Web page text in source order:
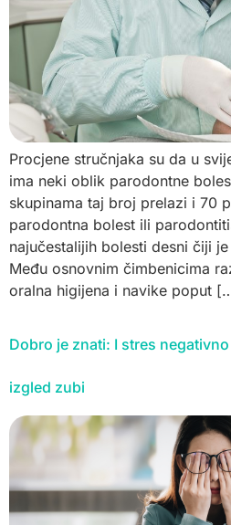
Procjene stručnjaka su da u
ima neki oblik parodontne
skupinama taj broj prelazi i 70
parodontna bolest ili
najučestalijih bolesti desni čiji
Među osnovnim čimbenicima
oralna higijena i navike poput
Dobro je znati: I stres
izgled zubi